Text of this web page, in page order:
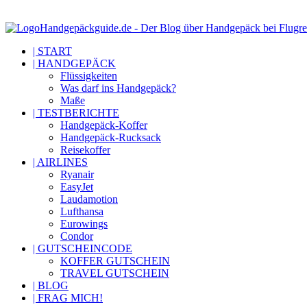
Handgepäckguide.de - Der Blog über Handgepäck bei
| START
| HANDGEPÄCK
Flüssigkeiten
Was darf ins Handgepäck?
Maße
| TESTBERICHTE
Handgepäck-Koffer
Handgepäck-Rucksack
Reisekoffer
| AIRLINES
Ryanair
EasyJet
Laudamotion
Lufthansa
Eurowings
Condor
| GUTSCHEINCODE
KOFFER GUTSCHEIN
TRAVEL GUTSCHEIN
| BLOG
| FRAG MICH!